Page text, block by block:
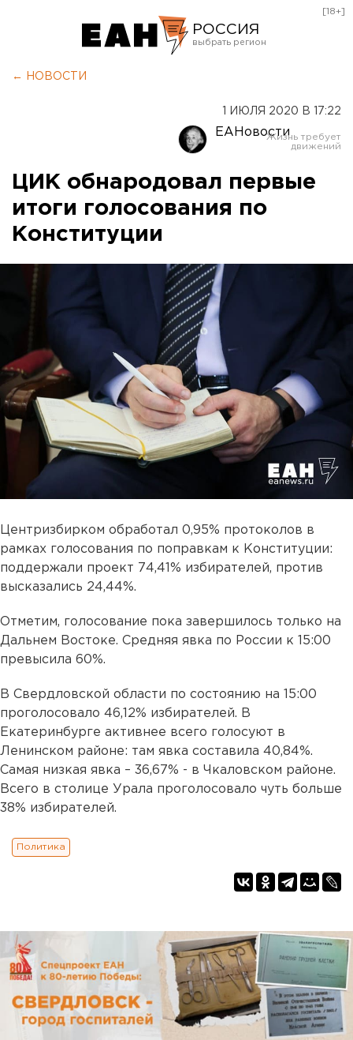
РОССИЯ
Оренбург
[18+]
← НОВОСТИ
1 ИЮЛЯ 2020 В 17:22
ЕАНовости
ЦИК обнародовал первые
итоги голосования по
Конституции
Центризбирком обработал 0,95% протоколов в
рамках голосования по поправкам к Конституции:
поддержали проект 74,41% избирателей, против
высказались 24,44%.
Отметим, голосование пока завершилось только на
Дальнем Востоке. Средняя явка по России к 15:00
превысила 60%.
В Свердловской области по состоянию на 15:00
проголосовало 46,12% избирателей. В
Екатеринбурге активнее всего голосуют в
Ленинском районе: там явка составила 40,84%.
Самая низкая явка – 36,67% - в Чкаловском районе.
Всего в столице Урала проголосовало чуть больше
38% избирателей.
Политика